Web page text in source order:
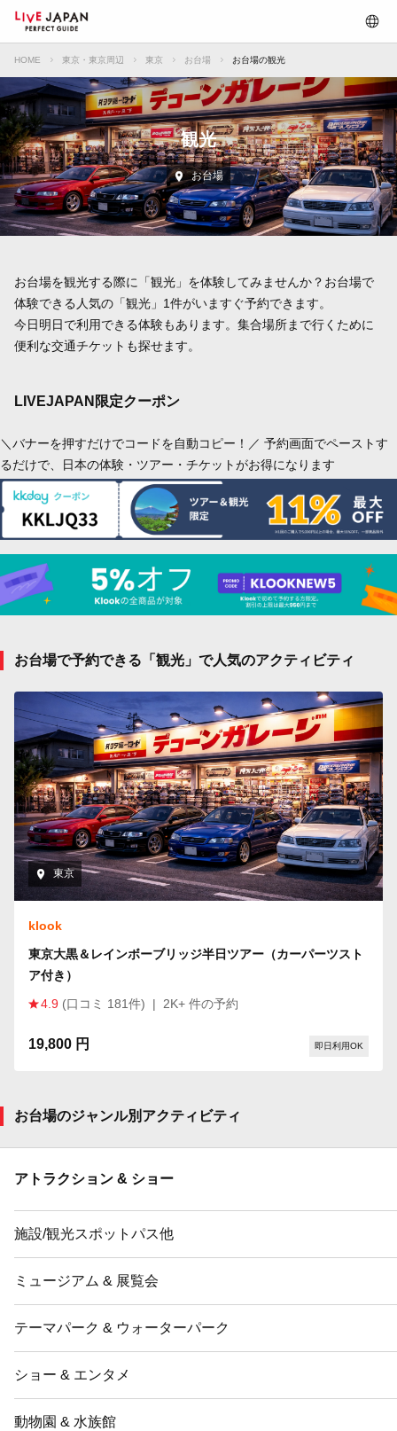
HOME 東京・東京周辺 東京 お台場 お台場の観光
観光
お台場
お台場を観光する際に「観光」を体験してみませんか？お台場で
体験できる人気の「観光」1件がいますぐ予約できます。
今日明日で利用できる体験もあります。集合場所まで行くために
便利な交通チケットも探せます。
LIVEJAPAN限定クーポン
＼バナーを押すだけでコードを自動コピー！／ 予約画面でペーストす
るだけで、日本の体験・ツアー・チケットがお得になります
お台場で予約できる「観光」で人気のアクティビティ
東京
klook
東京大黒＆レインボーブリッジ半日ツアー（カーパーツスト
ア付き）
4.9 (口コミ 181件) | 2K+ 件の予約
19,800 円 即日利用OK
お台場のジャンル別アクティビティ
アトラクション & ショー
施設/観光スポットパス他
ミュージアム & 展覧会
テーマパーク & ウォーターパーク
ショー & エンタメ
動物園 & 水族館